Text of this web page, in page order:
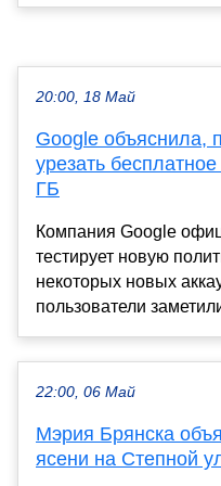
20:00, 18 Май
Google объяснила,
урезать
ГБ
Компания Google
тестирует новую
некоторых новых
пользователи
22:00, 06 Май
Мэрия Брянска
ясени на Степной